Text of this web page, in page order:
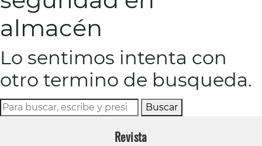
almacén
Lo sentimos intenta con
otro termino de busqueda.
Buscar
Revista